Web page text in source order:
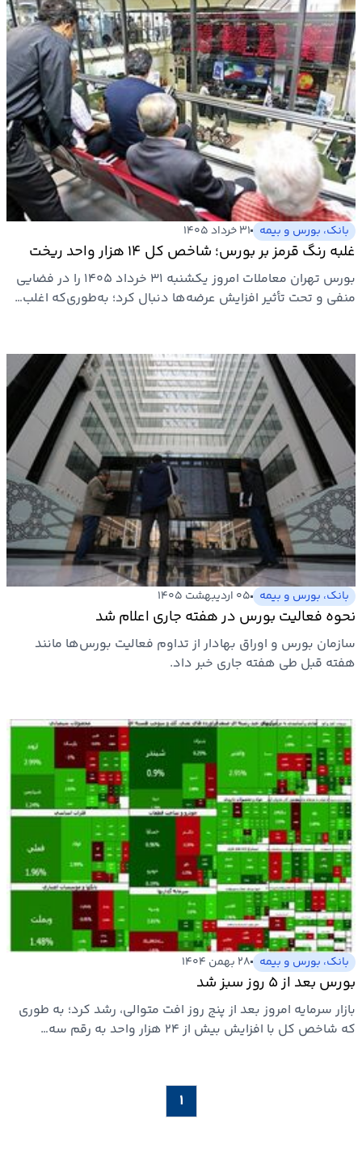
بانک، بورس و بیمه ۳۱ خرداد ۱۴۰۵
غلبه رنگ قرمز بر بورس؛ شاخص کل ۱۴ هزار واحد ریخت
بورس تهران معاملات امروز یکشنبه ۳۱ خرداد ۱۴۰۵ را در فضایی
منفی و تحت تأثیر افزایش عرضه‌ها دنبال کرد؛ به‌طوری‌که اغلب…
بانک، بورس و بیمه ۰۵ اردیبهشت ۱۴۰۵
نحوه فعالیت بورس در هفته جاری اعلام شد
سازمان بورس و اوراق بهادار از تداوم فعالیت بورس‌ها مانند
هفته قبل طی هفته جاری خبر داد.
بانک، بورس و بیمه ۲۸ بهمن ۱۴۰۴
بورس بعد از ۵ روز سبز شد
بازار سرمایه امروز بعد از پنج روز افت متوالی، رشد کرد؛ به طوری
که شاخص کل با افزایش بیش از ۲۴ هزار واحد به رقم سه…
۱